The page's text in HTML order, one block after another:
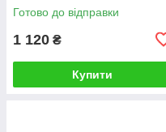
Готово до відправки
1 120 ₴
Купити